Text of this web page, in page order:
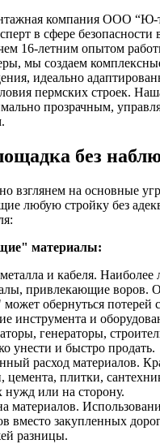
компания ООО “Ю-
в сфере
чем 16-летним опытом
мы создаем
идеально
пермских строек.
прозрачным,
без
взглянем на основные
любую стройку без
материалы:
и кабеля. Наиболее
привлекающие воров.
может обернуться потерей
инструмента и
генераторы,
унести и быстро продать.
расход материалов.
цемента, плитки,
нужд или на сторону.
материалов.
вместо закупленных
разницы.